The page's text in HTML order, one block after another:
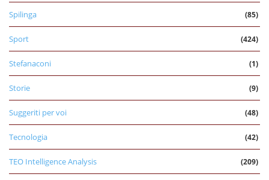
Spilinga (85)
Sport (424)
Stefanaconi (1)
Storie (9)
Suggeriti per voi (48)
Tecnologia (42)
TEO Intelligence Analysis (209)